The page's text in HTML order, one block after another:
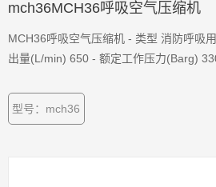
mch36MCH36呼吸空气压缩机
MCH36呼吸空气压缩机 - 类型 消防呼吸用气 - 额定压力下自由空气输
出量(L/min) 650 - 额定工作压力(Barg)
型号：mch36